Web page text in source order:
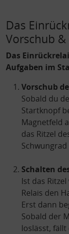
Das
Vorschub
Das
Aufgaben im
Vorschub
Sobald du
Startknopf
Magnetfeld
das Ritzel
Schalten
Ist das
Relais den
Erst dann
Sobald der
loslässt, fällt